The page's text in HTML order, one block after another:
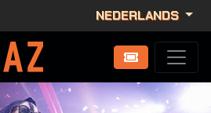
NEDERLANDS